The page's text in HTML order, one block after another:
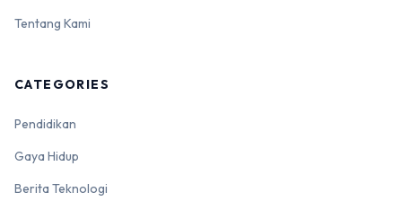
Tentang Kami
CATEGORIES
Pendidikan
Gaya Hidup
Berita Teknologi